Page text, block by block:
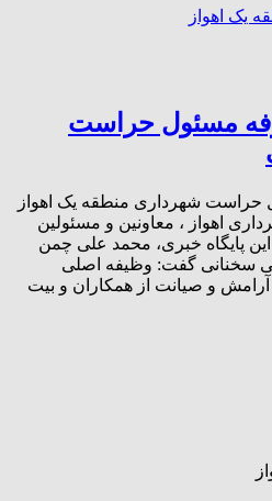
یک اهواز
مسئول حراست
حراست شهرداری منطقه یک اهواز
اهواز ، معاونین و مسئولین
پایگاه خبری، محمد علی چمن
سخنانی گفت: وظیفه اصلی
و صیانت از همکاران و بیت